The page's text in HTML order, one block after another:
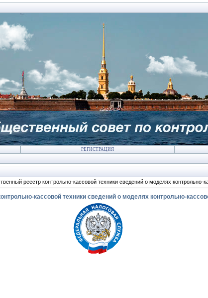
РЕГИСТРАЦИЯ
реестр контрольно-кассовой техники сведений о моделях контрольно-
кассовой техники сведений о моделях контрольно-